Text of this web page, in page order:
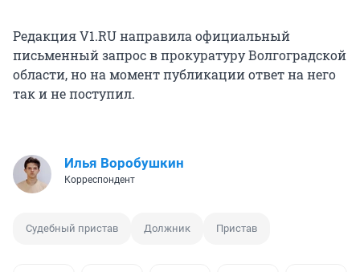
Редакция V1.RU направила официальный
письменный запрос в прокуратуру Волгоградской
области, но на момент публикации ответ на него
так и не поступил.
Илья Воробушкин
Корреспондент
Судебный пристав Должник Пристав